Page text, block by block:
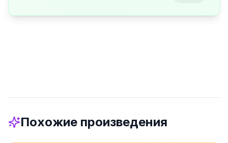
Похожие произведения